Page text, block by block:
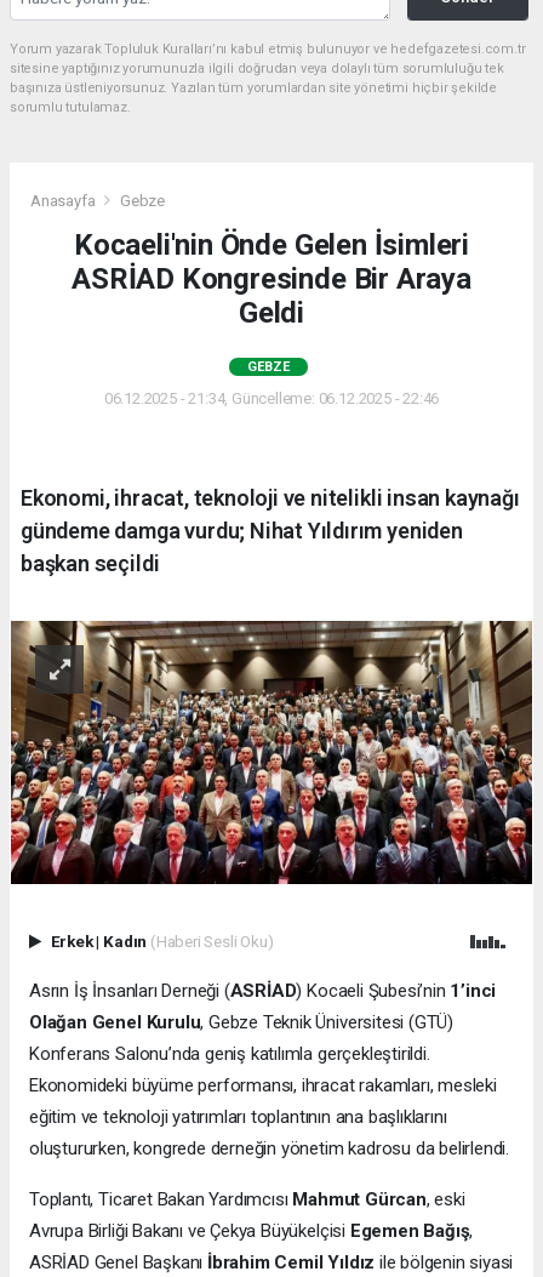
Yorum yazarak Topluluk Kuralları’nı kabul etmiş bulunuyor ve hedefgazetesi.com.tr
sitesine yaptığınız yorumunuzla ilgili doğrudan veya dolaylı tüm sorumluluğu tek
başınıza üstleniyorsunuz. Yazılan tüm yorumlardan site yönetimi hiçbir şekilde
sorumlu tutulamaz.
Anasayfa Gebze
Kocaeli'nin Önde Gelen İsimleri
ASRİAD Kongresinde Bir Araya
Geldi
GEBZE
06.12.2025 - 21:34, Güncelleme: 06.12.2025 - 22:46
Ekonomi, ihracat, teknoloji ve nitelikli insan kaynağı
gündeme damga vurdu; Nihat Yıldırım yeniden
başkan seçildi
Erkek| Kadın (Haberi Sesli Oku)
Asrın İş İnsanları Derneği (ASRİAD) Kocaeli Şubesi’nin 1’inci
Olağan Genel Kurulu, Gebze Teknik Üniversitesi (GTÜ)
Konferans Salonu’nda geniş katılımla gerçekleştirildi.
Ekonomideki büyüme performansı, ihracat rakamları, mesleki
eğitim ve teknoloji yatırımları toplantının ana başlıklarını
oluştururken, kongrede derneğin yönetim kadrosu da belirlendi.
Toplantı, Ticaret Bakan Yardımcısı Mahmut Gürcan, eski
Avrupa Birliği Bakanı ve Çekya Büyükelçisi Egemen Bağış,
ASRİAD Genel Başkanı İbrahim Cemil Yıldız ile bölgenin siyasi